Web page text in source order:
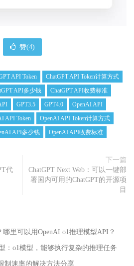
赞(4)
API Token
ChatGPT API Token计算方式
API多少钱
ChatGPT API收费标准
GPT3.5 GPT4.0
OpenAI API
API Token
OpenAI API Token计算方式
API多少钱 OpenAI API收费标准
代
下一篇
ChatGPT Next Web：可以一键部
署国内可用的ChatGPT的开源项
目
里可以用OpenAI o1推理模型API？
：o1模型，能够执行复杂的推理任务
制速率的解决方法分享